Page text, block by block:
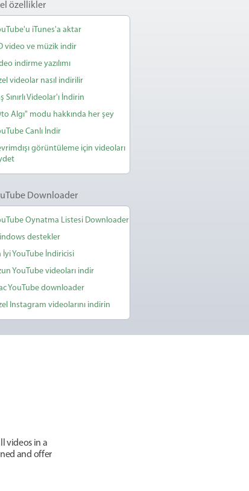
özellikler
iTunes'a aktar
video ve müzik indir
indirme yazılımı
videolar nasıl indirilir
Sınırlı Videolar'ı İndirin
Algı" modu hakkında her şey
Canlı İndir
görüntüleme için videoları
Downloader
Oynatma Listesi Downloader
destekler
İyi YouTube İndiricisi
YouTube videoları indir
YouTube downloader
Instagram videolarını indirin
videos in a
and offer